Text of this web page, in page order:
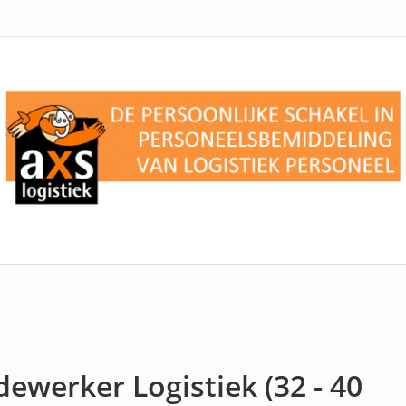
Logistiek (32 - 40